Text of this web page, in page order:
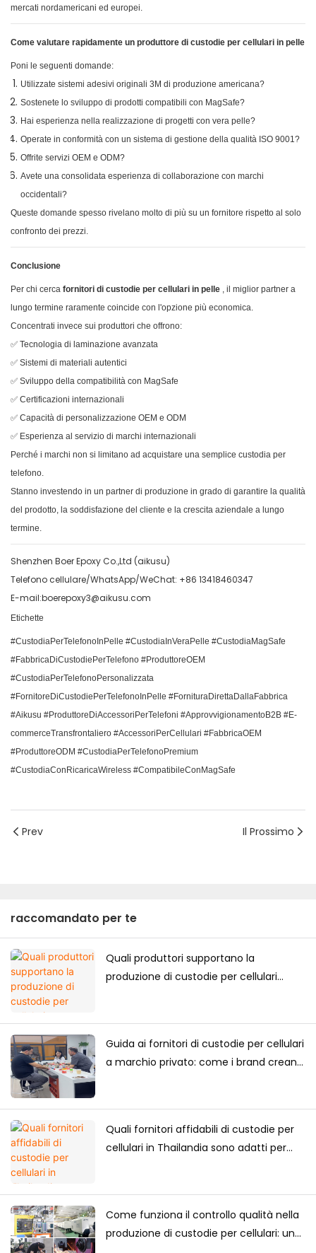
mercati nordamericani ed europei.
Come valutare rapidamente un produttore di custodie per cellulari in pelle
Poni le seguenti domande:
Utilizzate sistemi adesivi originali 3M di produzione americana?
Sostenete lo sviluppo di prodotti compatibili con MagSafe?
Hai esperienza nella realizzazione di progetti con vera pelle?
Operate in conformità con un sistema di gestione della qualità ISO 9001?
Offrite servizi OEM e ODM?
Avete una consolidata esperienza di collaborazione con marchi
occidentali?
Queste domande spesso rivelano molto di più su un fornitore rispetto al solo
confronto dei prezzi.
Conclusione
Per chi cerca fornitori di custodie per cellulari in pelle , il miglior partner a
lungo termine raramente coincide con l'opzione più economica.
Concentrati invece sui produttori che offrono:
✅ Tecnologia di laminazione avanzata
✅ Sistemi di materiali autentici
✅ Sviluppo della compatibilità con MagSafe
✅ Certificazioni internazionali
✅ Capacità di personalizzazione OEM e ODM
✅ Esperienza al servizio di marchi internazionali
Perché i marchi non si limitano ad acquistare una semplice custodia per
telefono.
Stanno investendo in un partner di produzione in grado di garantire la qualità
del prodotto, la soddisfazione del cliente e la crescita aziendale a lungo
termine.
Shenzhen Boer Epoxy Co.,Ltd (aikusu)
Telefono cellulare/WhatsApp/WeChat: +86 13418460347
E-mail:boerepoxy3@aikusu.com
Etichette
#CustodiaPerTelefonoInPelle #CustodiaInVeraPelle #CustodiaMagSafe
#FabbricaDiCustodiePerTelefono #ProduttoreOEM
#CustodiaPerTelefonoPersonalizzata
#FornitoreDiCustodiePerTelefonoInPelle #FornituraDirettaDallaFabbrica
#Aikusu #ProduttoreDiAccessoriPerTelefoni #ApprovvigionamentoB2B #E-
commerceTransfrontaliero #AccessoriPerCellulari #FabbricaOEM
#ProduttoreODM #CustodiaPerTelefonoPremium
#CustodiaConRicaricaWireless #CompatibileConMagSafe
Prev Il Prossimo
raccomandato per te
Quali produttori supportano la
produzione di custodie per cellulari
Guida ai fornitori di custodie per cellulari
a marchio privato: come i brand creano
Quali fornitori affidabili di custodie per
cellulari in Thailandia sono adatti per
Come funziona il controllo qualità nella
produzione di custodie per cellulari: una